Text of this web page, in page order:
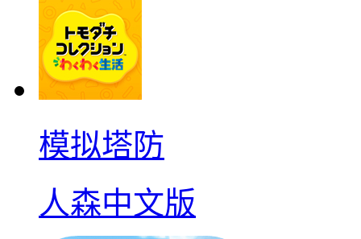
模拟塔防
人森中文版